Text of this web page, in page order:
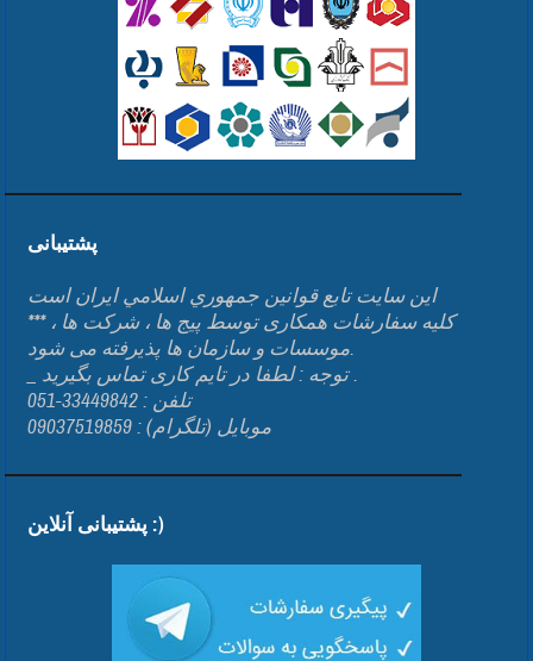
پشتیبانی
اين سايت تابع قوانين جمهوري اسلامي ايران است
*** کلیه سفارشات همکاری توسط پیج ها ، شرکت ها ،
موسسات و سازمان ها پذیرفته می شود.
_ توجه : لطفا در تایم کاری تماس بگیرید .
تلفن : 33449842-051
موبایل (تلگرام) : 09037519859
پشتیبانی آنلاین :)